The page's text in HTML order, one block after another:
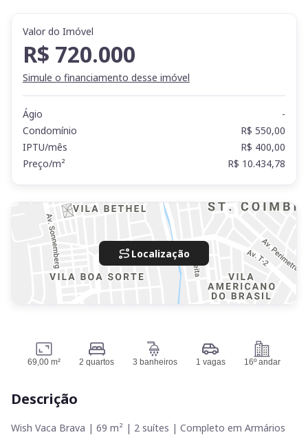
Valor do Imóvel
R$ 720.000
Simule o financiamento desse imóvel
Ágio
-
Condomínio
R$ 550,00
IPTU/mês
R$ 400,00
Preço/m²
R$ 10.434,78
Localização
69,00 m² 2 quartos 3 banheiros 1 vagas 16º andar
Descrição
Wish Vaca Brava | 69 m² | 2 suítes | Completo em Armários